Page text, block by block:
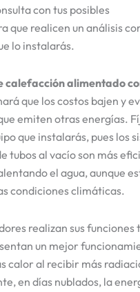
con tus posibles
que realicen un análisis
lo instalarás.
calefacción alimentado
que los costos bajen y
emiten otras energías.
que instalarás, pues los
tubos al vacío son más
el agua, aunque
condiciones climáticas.
realizan sus funciones
un mejor
calor al recibir más
en días nublados, la